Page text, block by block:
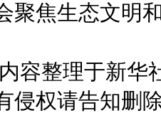
聚焦生态文明
容整理于新华
侵权请告知删